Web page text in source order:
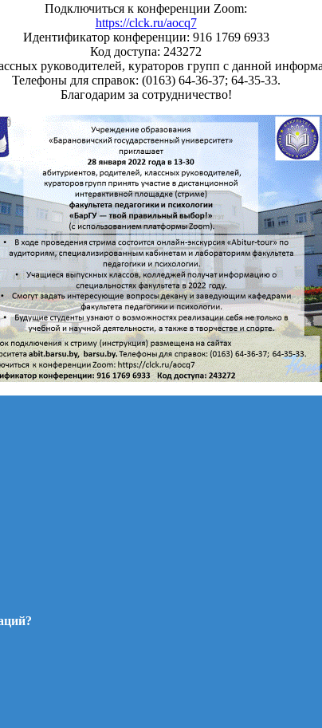
Подключиться к конференции Zoom:
https://clck.ru/aocq7
Идентификатор конференции: 916 1769 6933
Код доступа: 243272
руководителей, кураторов групп с данной
Телефоны для справок: (0163) 64-36-37; 64-35-33.
Благодарим за сотрудничество!